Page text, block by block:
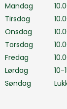
Mandag
Tirsdag
Onsdag
Torsdag
Fredag
Lørdag
10-
Søndag